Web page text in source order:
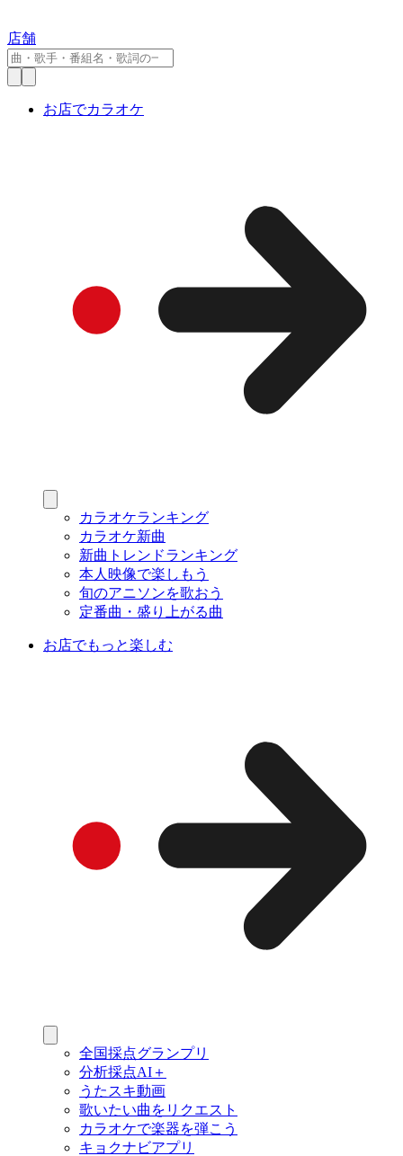
店舗
お店でカラオケ
カラオケランキング
カラオケ新曲
新曲トレンドランキング
本人映像で楽しもう
旬のアニソンを歌おう
定番曲・盛り上がる曲
お店でもっと楽しむ
全国採点グランプリ
分析採点AI＋
うたスキ動画
歌いたい曲をリクエスト
カラオケで楽器を弾こう
キョクナビアプリ